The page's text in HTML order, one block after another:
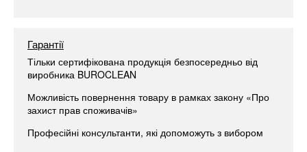
Гарантії
Тільки сертифікована продукція безпосередньо від
виробника BUROCLEAN
Можливість повернення товару в рамках закону «Про
захист прав споживачів»
Професійні консультанти, які допоможуть з вибором